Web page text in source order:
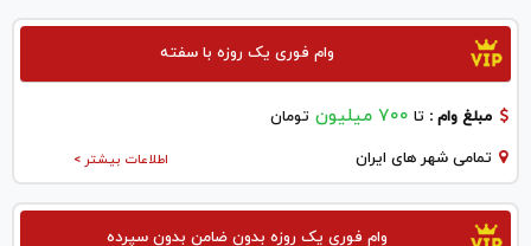
وام فوری یک روزه با سفته
مبلغ وام : تا 700 میلیون تومان
اطلاعات بیشتر > تمامی شهر های ایران
وام فوری یک روزه بدون ضامن بدون سپرده